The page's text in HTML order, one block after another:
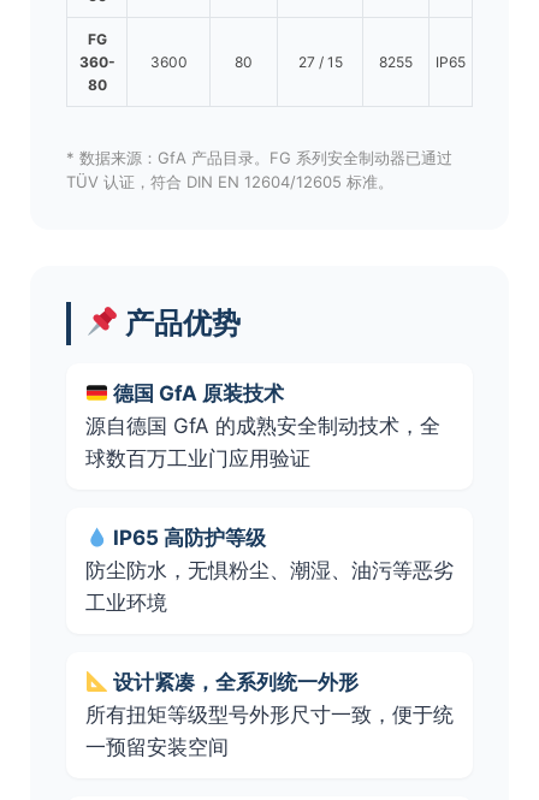
FG
360-
80
3600 80 27 / 15 8255 IP65
* 数据来源：GfA 产品目录。FG 系列安全制动器已通过
TÜV 认证，符合 DIN EN 12604/12605 标准。
产品优势
德国 GfA 原装技术
源自德国 GfA 的成熟安全制动技术，全
球数百万工业门应用验证
IP65 高防护等级
防尘防水，无惧粉尘、潮湿、油污等恶劣
工业环境
设计紧凑，全系列统一外形
所有扭矩等级型号外形尺寸一致，便于统
一预留安装空间